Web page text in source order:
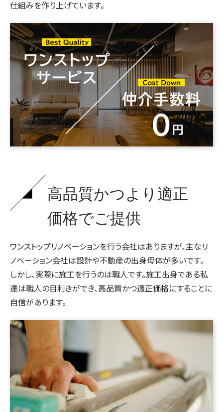
仕組みを作り上げています。
高品質かつより適正
価格でご提供
ワンストップリノベーションを行う会社はありますが、主なリ
ノベーション会社は設計や不動産の出身母体が多いです。
しかし、実際に施工を行うのは職人です。施工出身である私
達は職人の目利きができ、高品質かつ適正価格にすることに
自信があります。